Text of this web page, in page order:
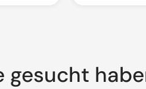
gesucht